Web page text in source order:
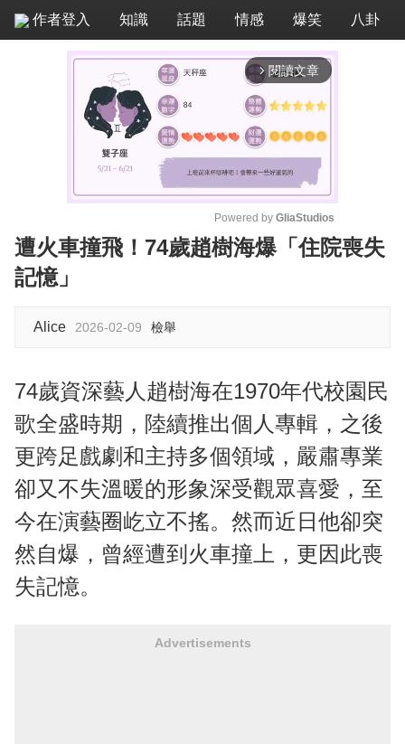
作者登入 知識 話題 情感 爆笑 八卦
arrow_forward_ios 閱讀文章
M
Powered by GliaStudios
遭火車撞飛！74歲趙樹海爆「住院喪失
記憶」
Alice 2026-02-09 檢舉
74歲資深藝人趙樹海在1970年代校園民
歌全盛時期，陸續推出個人專輯，之後
更跨足戲劇和主持多個領域，嚴肅專業
卻又不失溫暖的形象深受觀眾喜愛，至
今在演藝圈屹立不搖。然而近日他卻突
然自爆，曾經遭到火車撞上，更因此喪
失記憶。
Advertisements